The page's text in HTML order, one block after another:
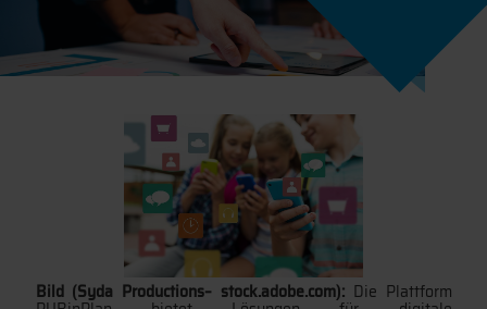
Bild (Syda Productions– stock.adobe.com): Die Plattform